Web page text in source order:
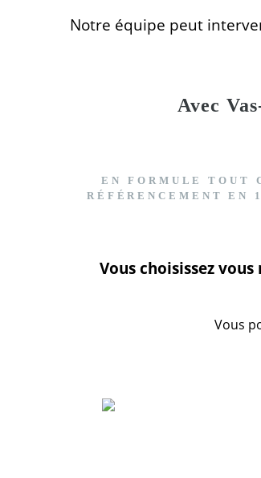
Notre équipe peut
Avec
EN FORMULE TOUT
RÉFÉRENCEMENT EN
Vous choisissez
Vous